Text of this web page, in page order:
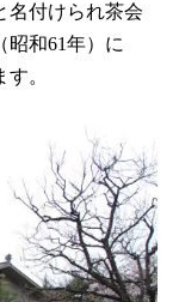
名付けられ茶会
昭和61年）に
。